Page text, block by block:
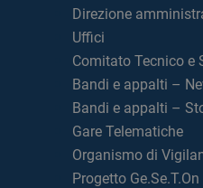
Direzione
Uffici
Comitato Tecnico e
Bandi e appalti –
Bandi e appalti –
Gare Telematiche
Organismo di
Progetto Ge.Se.T.On